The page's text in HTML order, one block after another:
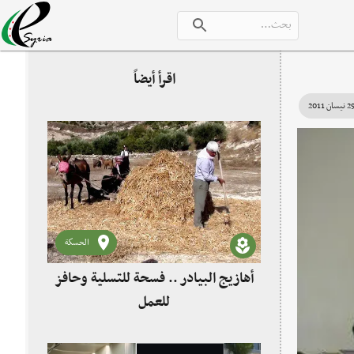
2011
اقرأ أيضاً
الحسكة
أهازيج البيادر .. فسحة للتسلية وحافز
للعمل